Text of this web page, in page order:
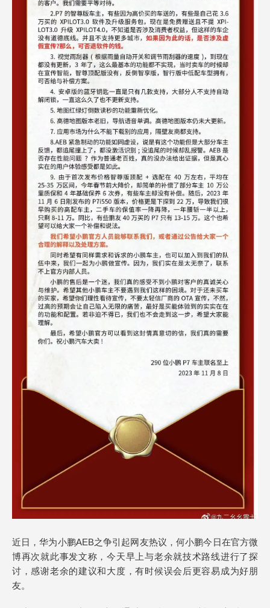
近日，华为小鹏AEB之争引起网友热议，何小鹏今日在官方微
博再次就此事发文称，今天早上与老余就技术路线进行了探
讨，感谢老余的建议和大度，有时候误会后更容易成为好朋
友。